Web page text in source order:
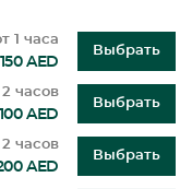
1 часа
AED
Выбрать
2 часов
AED
Выбрать
2 часов
AED
Выбрать